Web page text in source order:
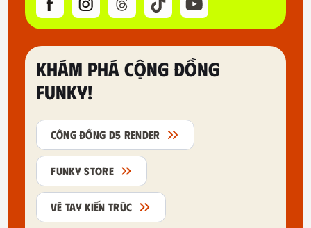
KHÁM PHÁ CỘNG ĐỒNG
FUNKY!
CỘNG ĐỒNG D5 RENDER
FUNKY STORE
VẼ TAY KIẾN TRÚC